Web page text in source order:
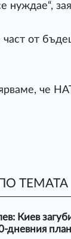
нуждае“,
от
че
ТЕМАТА
Киев
дневния